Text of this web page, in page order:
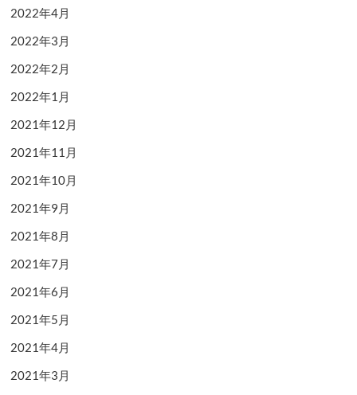
2022年4月
2022年3月
2022年2月
2022年1月
2021年12月
2021年11月
2021年10月
2021年9月
2021年8月
2021年7月
2021年6月
2021年5月
2021年4月
2021年3月